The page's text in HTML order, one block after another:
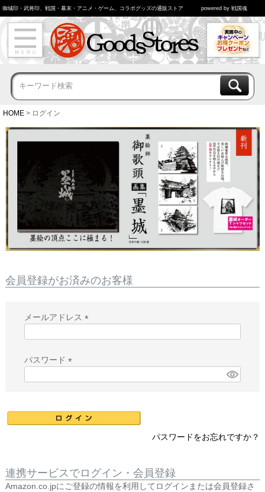
御城印・武将印、戦国・幕末・アニメ・ゲーム、コラボグッズの通販ストア powered by 戦国魂
HOME ログイン
会員登録がお済みのお客様
メールアドレス
)
パスワード
)
パスワードをお忘れですか？
連携サービスでログイン・会員登録
Amazon.co.jpにご登録の情報を利用してログインまたは会員登録さ